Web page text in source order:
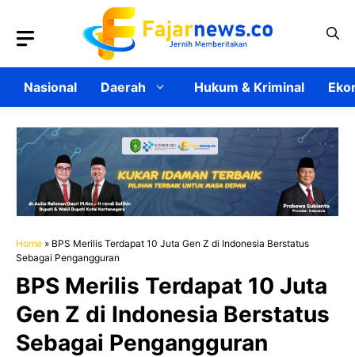
Nasional Daerah Hukum & Kriminal
Home » BPS Merilis Terdapat 10 Juta Gen Z di Indonesia Berstatus
Sebagai Pengangguran
BPS Merilis Terdapat 10 Juta
Gen Z di Indonesia Berstatus
Sebagai Pengangguran